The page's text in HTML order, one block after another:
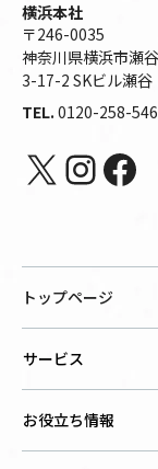
横浜本社
〒246-0035
神奈川県横浜市瀬
3-17-2 SKビル瀬谷
TEL. 0120-258-546
X
トップページ
サービス
お役立ち情報